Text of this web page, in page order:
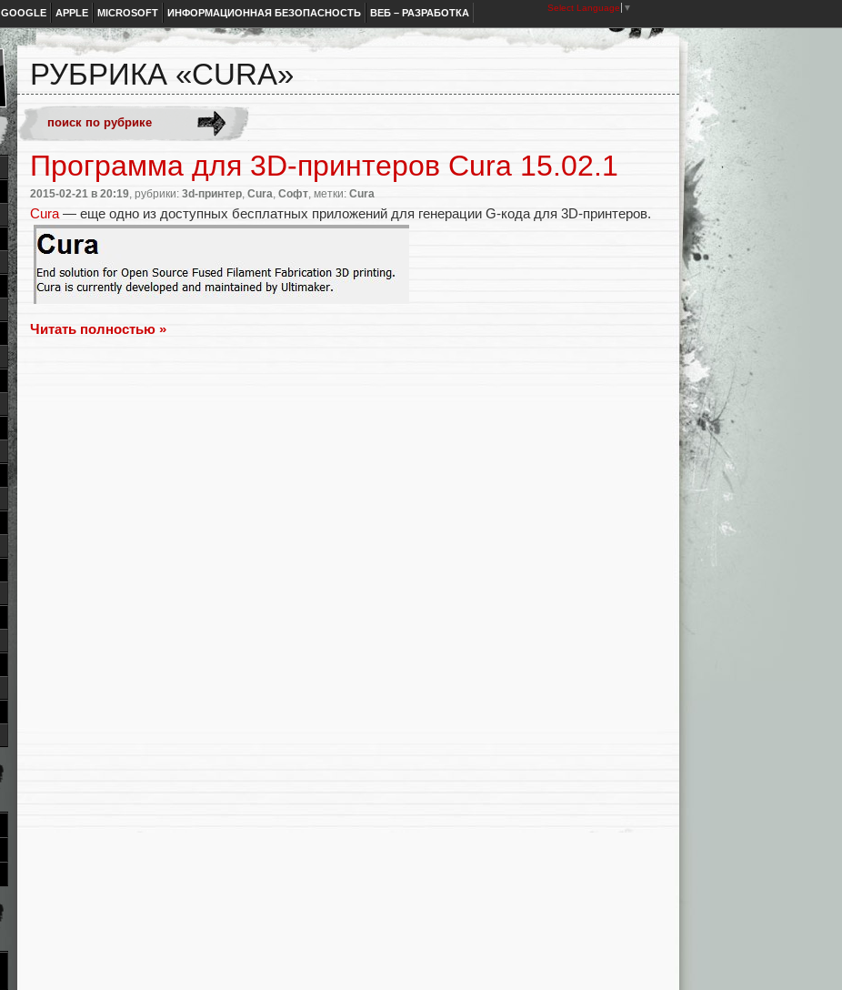
GOOGLE APPLE MICROSOFT ИНФОРМАЦИОННАЯ БЕЗОПАСНОСТЬ ВЕБ – РАЗРАБОТКА Select Language ▼
РУБРИКА «CURA»
Программа для 3D-принтеров Cura 15.02.1
2015-02-21 в 20:19 , рубрики: 3d-принтер Cura Софт , метки: Cura
Cura — еще одно из доступных бесплатных приложений для генерации G-кода для 3D-принтеров.
Читать полностью »